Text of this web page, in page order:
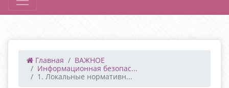
Главная
ВАЖНОЕ
Информационная безопас...
1. Локальные нормативн...